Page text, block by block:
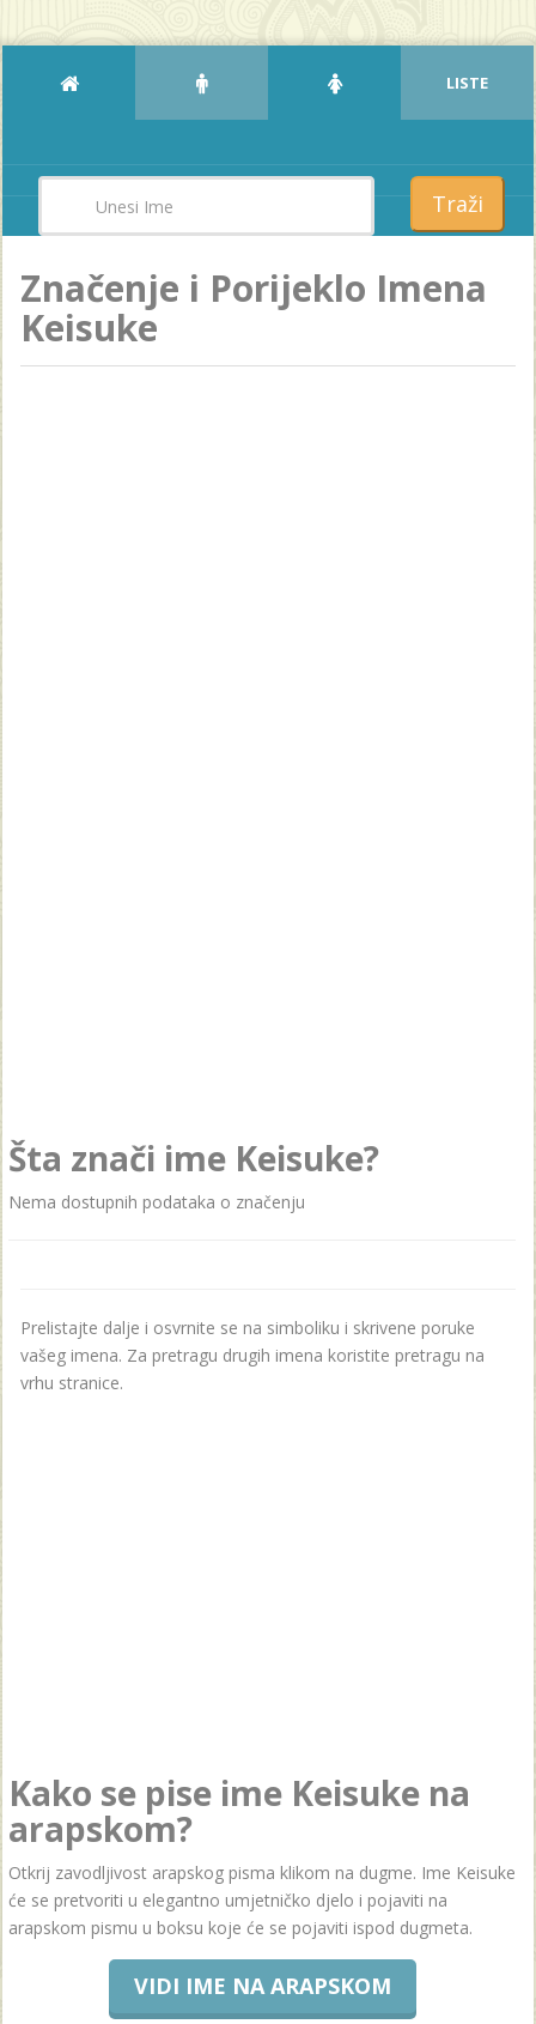
LISTE
Traži
Značenje i Porijeklo Imena
Keisuke
Šta znači ime Keisuke?
Nema dostupnih podataka o značenju
Prelistajte dalje i osvrnite se na simboliku i skrivene poruke
vašeg imena. Za pretragu drugih imena koristite pretragu na
vrhu stranice.
Kako se pise ime Keisuke na
arapskom?
Otkrij zavodljivost arapskog pisma klikom na dugme. Ime Keisuke
će se pretvoriti u elegantno umjetničko djelo i pojaviti na
arapskom pismu u boksu koje će se pojaviti ispod dugmeta.
VIDI IME NA ARAPSKOM